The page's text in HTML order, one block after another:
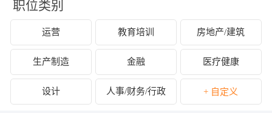
职位类别
运营 教育培训 房地产/建筑
生产制造 金融 医疗健康
设计 人事/财务/行政 + 自定义